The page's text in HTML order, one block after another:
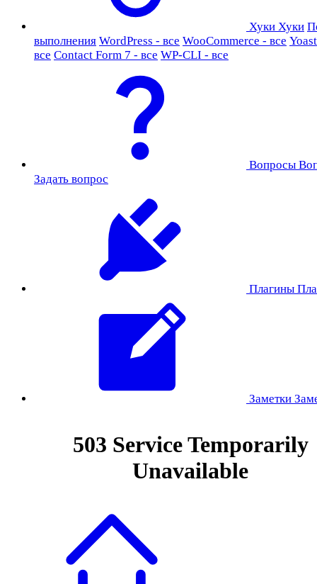
Хуки Хуки
выполнения WordPress - все WooCommerce - все
все Contact Form 7 - все WP-CLI - все
Вопросы
Задать вопрос
Плагины
Заметки